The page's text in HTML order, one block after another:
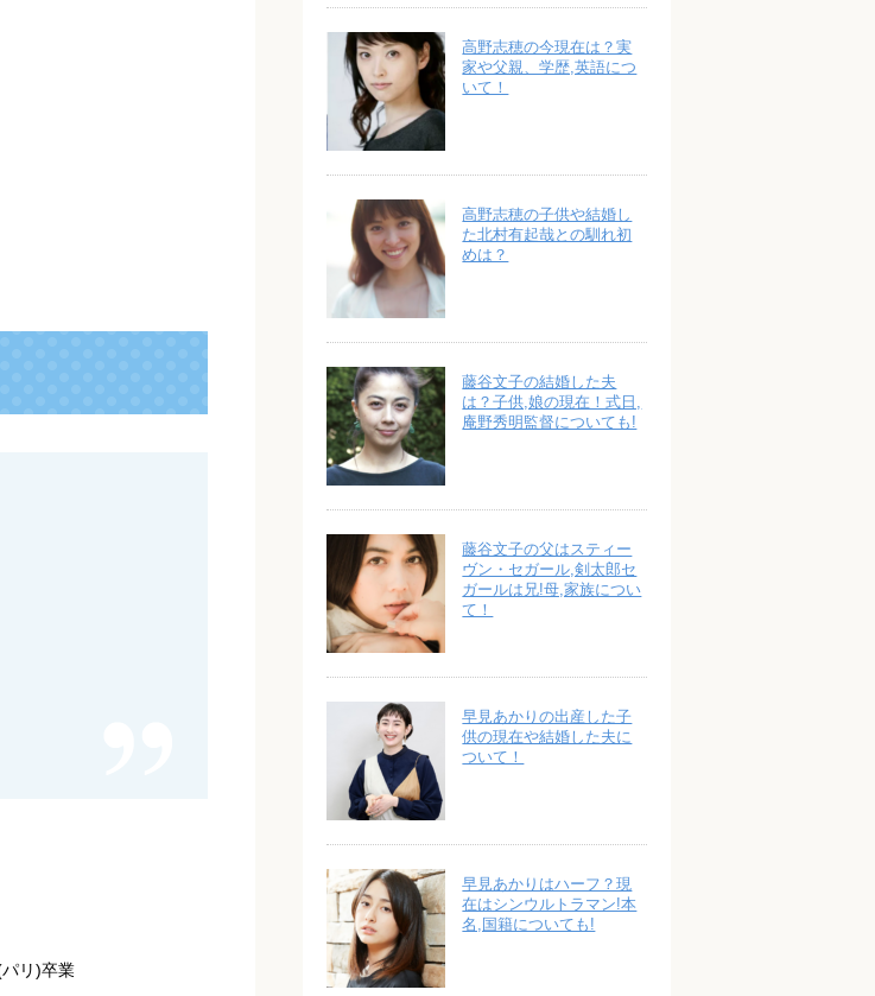
リ)卒業
高野志穂の今現在は？実
家や父親、学歴,英語につ
いて！
高野志穂の子供や結婚し
た北村有起哉との馴れ初
めは？
藤谷文子の結婚した夫
は？子供,娘の現在！式日,
庵野秀明監督についても!
藤谷文子の父はスティー
ヴン・セガール,剣太郎セ
ガールは兄!母,家族につい
て！
早見あかりの出産した子
供の現在や結婚した夫に
ついて！
早見あかりはハーフ？現
在はシンウルトラマン!本
名,国籍についても!